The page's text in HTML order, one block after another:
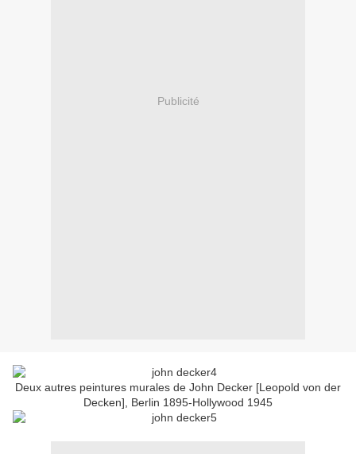
Publicité
Deux autres peintures murales de John Decker [Leopold von der
Decken], Berlin 1895-Hollywood 1945